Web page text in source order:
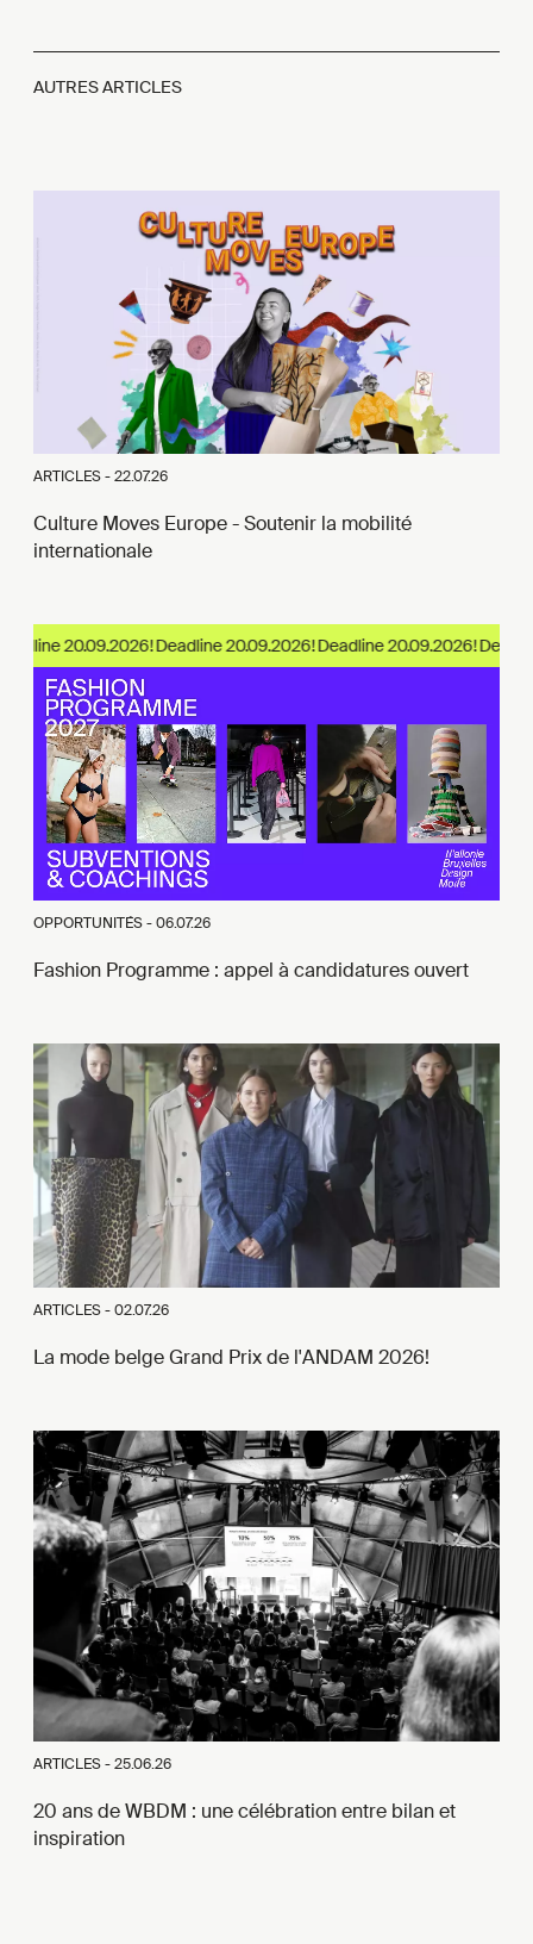
AUTRES ARTICLES
ARTICLES -22.07.26
Culture Moves Europe - Soutenir la mobilité
internationale
20.09.2026!
OPPORTUNITÉS -06.07.26
Fashion Programme : appel à candidatures ouvert
ARTICLES -02.07.26
La mode belge Grand Prix de l'ANDAM 2026!
ARTICLES -25.06.26
20 ans de WBDM : une célébration entre bilan et
inspiration